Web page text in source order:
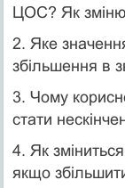
ЦОС? Як
2. Яке
збільшення в
3. Чому
стати
4. Як
якщо